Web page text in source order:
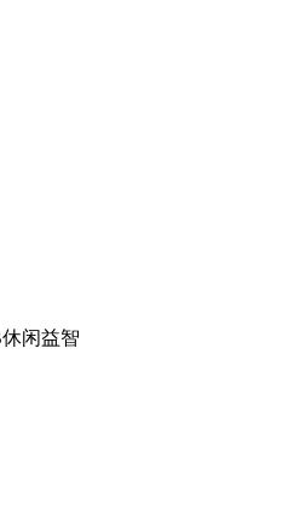
休闲益智